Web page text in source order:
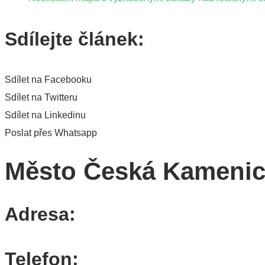
Sdílejte článek:
Sdílet na Facebooku
Sdílet na Twitteru
Sdílet na Linkedinu
Poslat přes Whatsapp
Město Česká
Adresa:
Telefon: